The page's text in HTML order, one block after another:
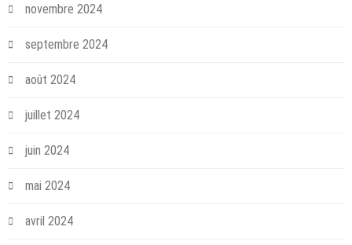
novembre 2024
septembre 2024
août 2024
juillet 2024
juin 2024
mai 2024
avril 2024